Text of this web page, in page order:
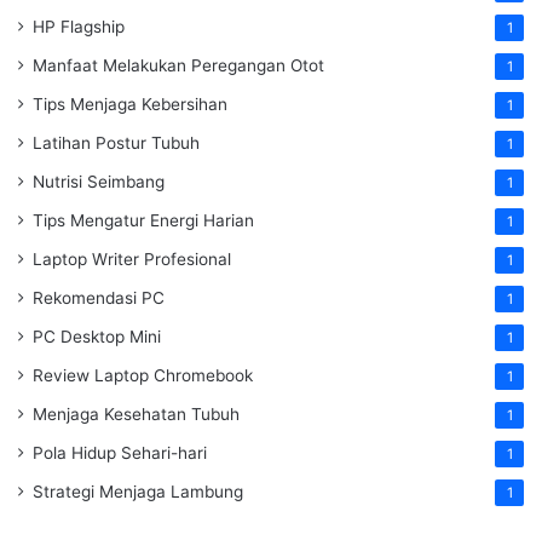
HP Flagship 1
Manfaat Melakukan Peregangan Otot 1
Tips Menjaga Kebersihan 1
Latihan Postur Tubuh 1
Nutrisi Seimbang 1
Tips Mengatur Energi Harian 1
Laptop Writer Profesional 1
Rekomendasi PC 1
PC Desktop Mini 1
Review Laptop Chromebook 1
Menjaga Kesehatan Tubuh 1
Pola Hidup Sehari-hari 1
Strategi Menjaga Lambung 1